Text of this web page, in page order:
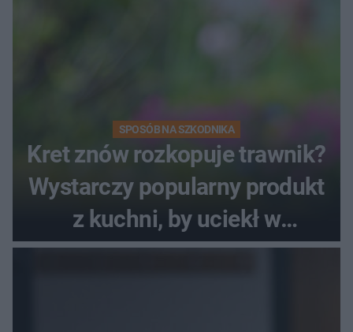
SPOSÓB NA SZKODNIKA
Kret znów rozkopuje trawnik?
Wystarczy popularny produkt
z kuchni, by uciekł w
popłochu